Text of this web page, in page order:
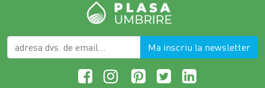
Ma inscriu la newsletter